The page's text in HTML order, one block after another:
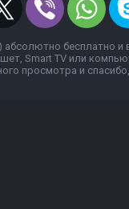
бесплатно и
Smart TV или
просмотра и